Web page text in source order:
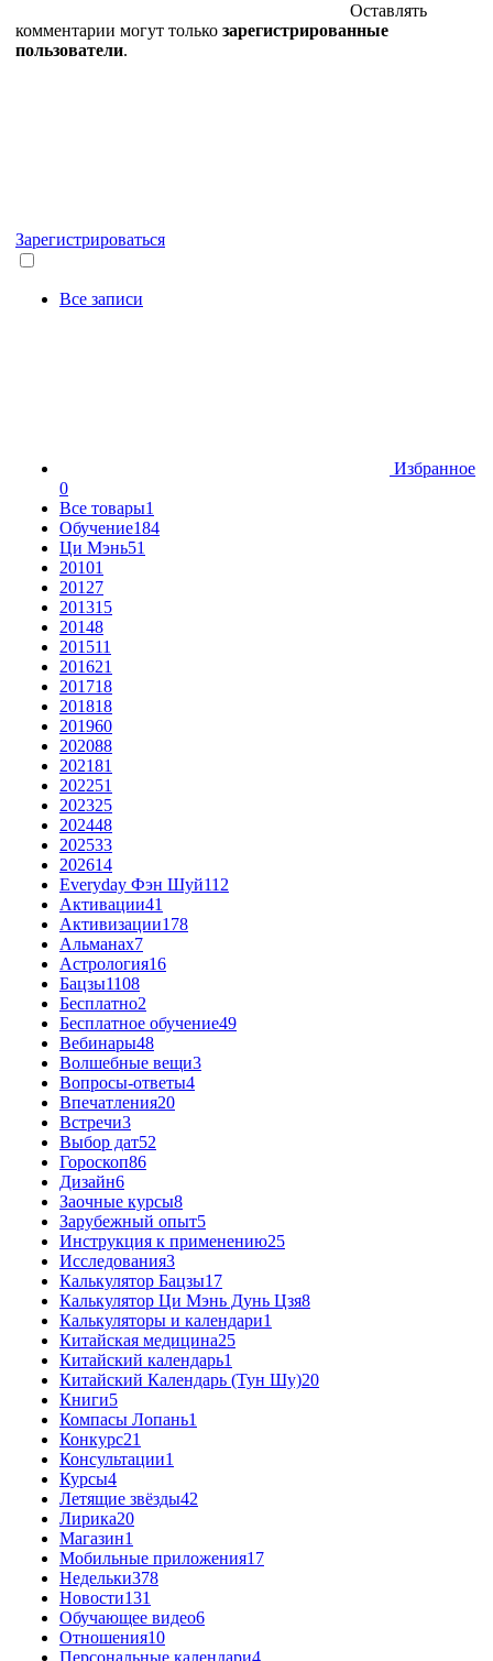
Оставлять
комментарии могут только зарегистрированные
пользователи.
Зарегистрироваться
Все записи
Избранное
0
Все товары1
Обучение184
Ци Мэнь51
20101
20127
201315
20148
201511
201621
201718
201818
201960
202088
202181
202251
202325
202448
202533
202614
Everyday Фэн Шуй112
Активации41
Активизации178
Альманах7
Астрология16
Бацзы1108
Бесплатно2
Бесплатное обучение49
Вебинары48
Волшебные вещи3
Вопросы-ответы4
Впечатления20
Встречи3
Выбор дат52
Гороскоп86
Дизайн6
Заочные курсы8
Зарубежный опыт5
Инструкция к применению25
Исследования3
Калькулятор Бацзы17
Калькулятор Ци Мэнь Дунь Цзя8
Калькуляторы и календари1
Китайская медицина25
Китайский календарь1
Китайский Календарь (Тун Шу)20
Книги5
Компасы Лопань1
Конкурс21
Консультации1
Курсы4
Летящие звёзды42
Лирика20
Магазин1
Мобильные приложения17
Недельки378
Новости131
Обучающее видео6
Отношения10